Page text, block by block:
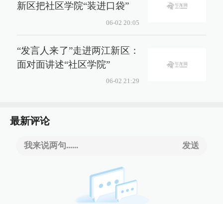
新区把社区学院“装进口袋”
06-02 20:05
“发言人来了”走进两江新区：
面对面讲述“社区学院”
06-02 21:29
最新评论
我来说两句...... 发送